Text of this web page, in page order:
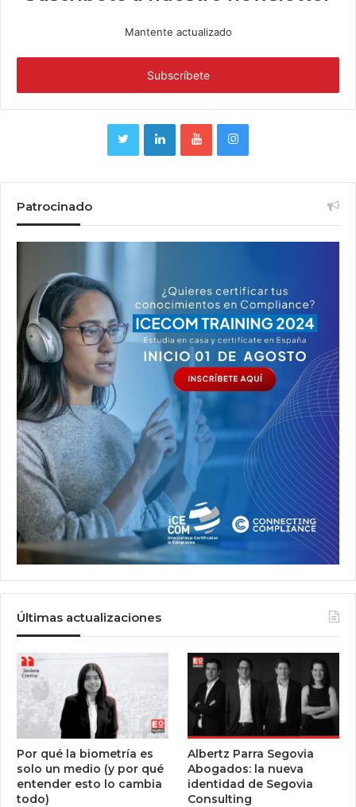
Mantente actualizado
Patrocinado
Últimas actualizaciones
Por qué la biometría es
solo un medio (y por qué
entender esto lo cambia
todo)
Albertz Parra Segovia
Abogados: la nueva
identidad de Segovia
Consulting